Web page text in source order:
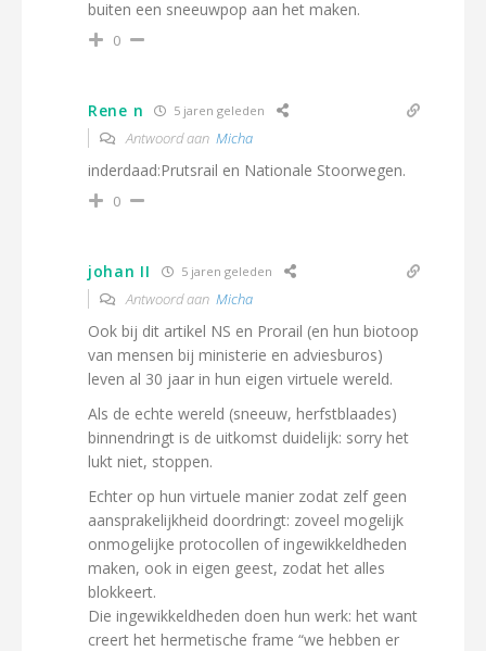
buiten een sneeuwpop aan het maken.
0
Rene n 5 jaren geleden
Antwoord aan Micha
inderdaad:Prutsrail en Nationale Stoorwegen.
0
johan II 5 jaren geleden
Antwoord aan Micha
Ook bij dit artikel NS en Prorail (en hun biotoop
van mensen bij ministerie en adviesburos)
leven al 30 jaar in hun eigen virtuele wereld.
Als de echte wereld (sneeuw, herfstblaades)
binnendringt is de uitkomst duidelijk: sorry het
lukt niet, stoppen.
Echter op hun virtuele manier zodat zelf geen
aansprakelijkheid doordringt: zoveel mogelijk
onmogelijke protocollen of ingewikkeldheden
maken, ook in eigen geest, zodat het alles
blokkeert.
Die ingewikkeldheden doen hun werk: het want
creert het hermetische frame “we hebben er